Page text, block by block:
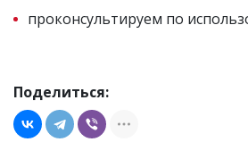
проконсультируем по
Поделиться: